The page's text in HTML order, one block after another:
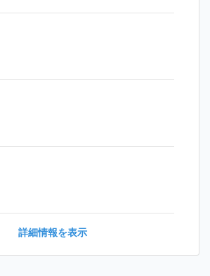
詳細情報を表示